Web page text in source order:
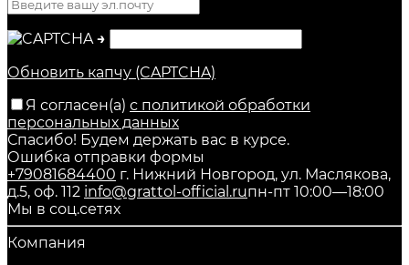
→
Обновить капчу (CAPTCHA)
Я согласен(a) с политикой обработки
персональных данных
Спасибо! Будем держать вас в курсе.
Ошибка отправки формы
+79081684400 г. Нижний Новгород, ул. Маслякова,
д.5, оф. 112 info@grattol-official.ruпн-пт 10:00—18:00
Мы в соц.сетях
Компания